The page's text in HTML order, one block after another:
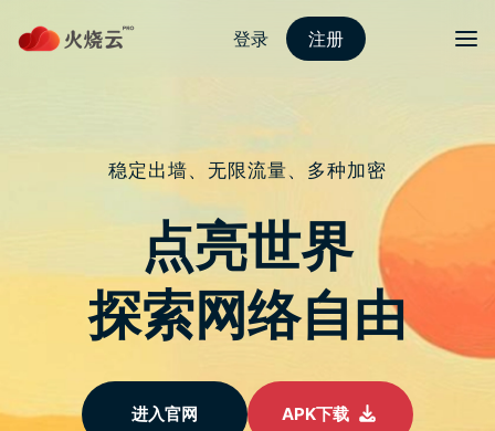
至
正
文 protonvpn下载
LINE 免费贴图整理：20 款 LINE 免费贴图，
超可爱贴图限时开放下载！
迎接暑假来临，在 6 月最後一周也为各位整理最新的 LINE 免费